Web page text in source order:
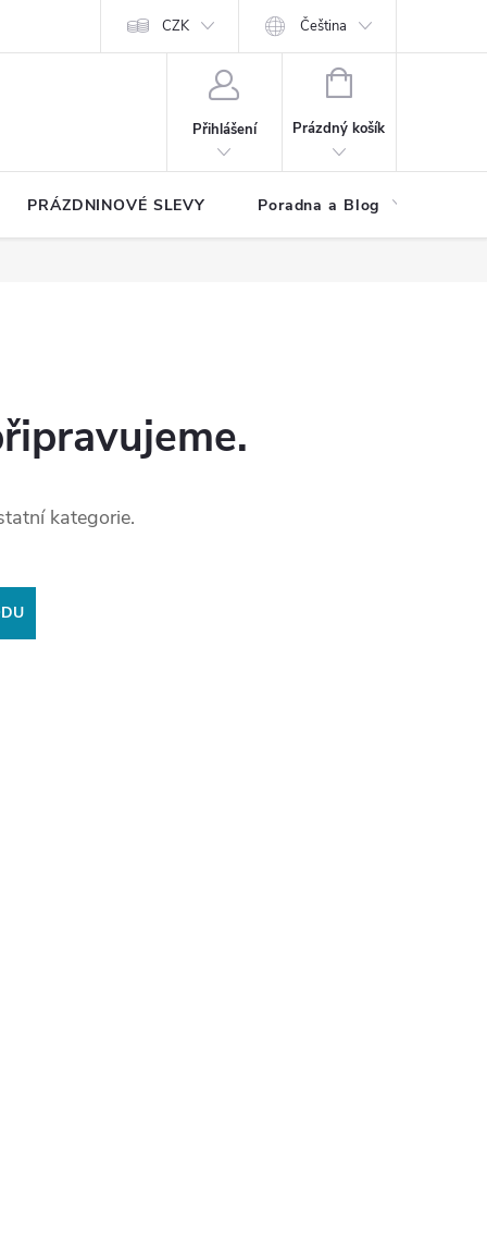
Hodnocení obchodu
CZK Čeština
Přihlášení
NÁKUPNÍ
Prázdný košík
PRÁZDNINOVÉ SLEVY Poradna a Blog
kategorie.